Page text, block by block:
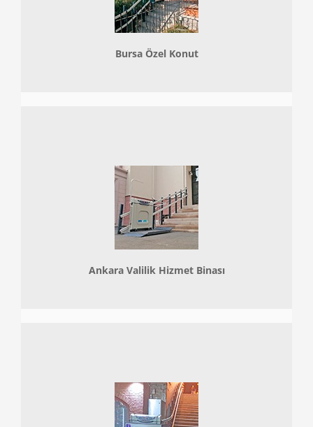
Bursa Özel Konut
Ankara Valilik Hizmet Binası